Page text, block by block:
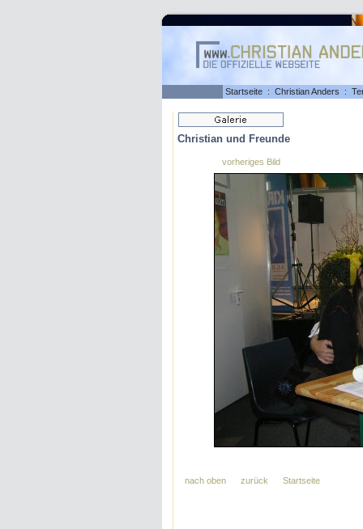
Startseite : Christian Anders :
Christian und Freunde
vorheriges Bild
nach oben zurück Startseite